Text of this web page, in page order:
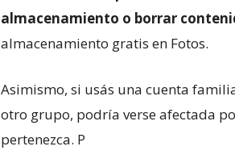
almacenamiento o borrar
almacenamiento gratis en Fotos.
Asimismo, si usás una cuenta
otro grupo, podría verse afectada
pertenezca. P